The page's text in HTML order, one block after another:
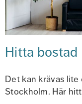
Hitta bostad
Det kan krävas
Stockholm. Här